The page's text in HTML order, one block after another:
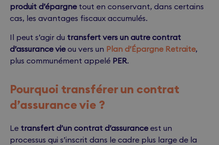
produit d’épargnetout en conservant, dans certains
cas, les avantages fiscaux accumulés.
Il peut s’agir du transfert vers un autre contrat
d’assurance vieou vers un Plan d’Épargne Retraite,
plus communément appelé PER.
Pourquoi transférer un contrat
d’assurance vie ?
Le transfert d’un contrat d’assuranceest un
processus qui s’inscrit dans le cadre plus large de la